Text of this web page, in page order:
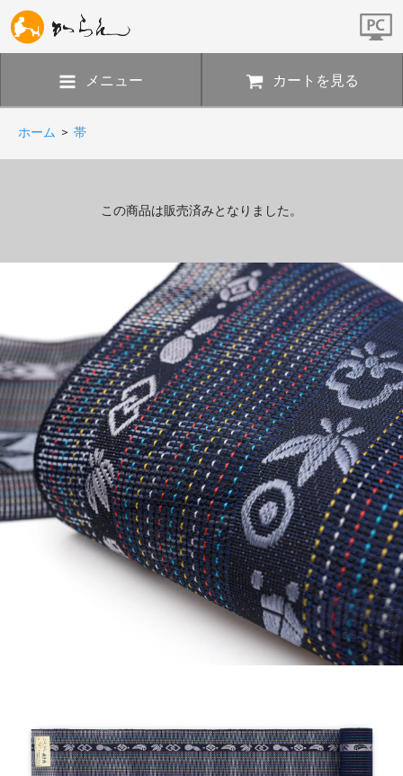
メニュー カートを見る
ホーム > 帯
この商品は販売済みとなりました。